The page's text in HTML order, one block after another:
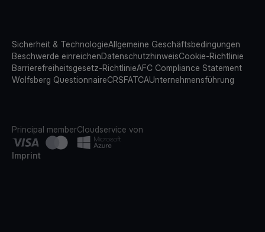
Sicherheit & TechnologieAllgemeine Geschäftsbedingungen
Beschwerde einreichenDatenschutzhinweisCookie-Richtlinie
Barrierefreiheitsgesetz-RichtlinieAFC Compliance Statement
Wolfsberg QuestionnaireCRSFATCAUnternehmensführung
Principal memberCloudservice von
Imprint